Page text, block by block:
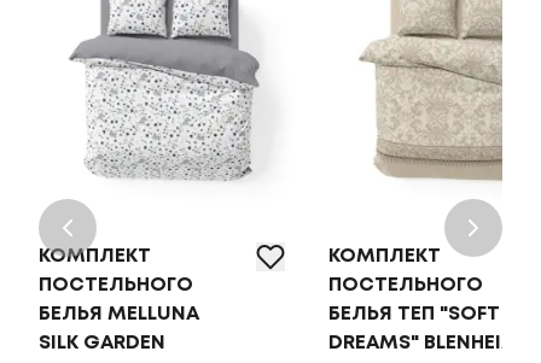
КОМПЛЕКТ
ПОСТЕЛЬНОГО
БЕЛЬЯ MELLUNA
SILK GARDEN
КОМПЛЕКТ
ПОСТЕЛЬНОГО
БЕЛЬЯ ТЕП "SOFT
DREAMS" BLENHEIM